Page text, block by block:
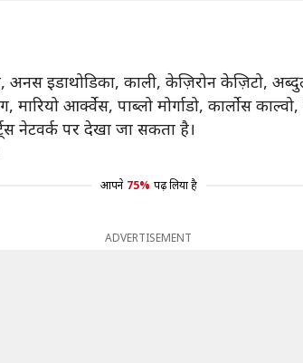
इडाथोडिका, काली, केज़िरोन केज़िटो, अब्दुल
आर्क्वेस, पाब्लो मोर्गाडो, कार्लोस
नेटवर्क पर देखा जा सकता है।
आपने 75% पढ़ लिया है
ADVERTISEMENT